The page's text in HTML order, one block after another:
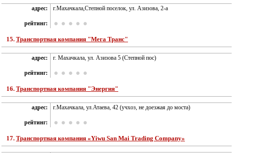
адрес: г.Махачкала,Степной поселок, ул. Азизова, 2-а
рейтинг:
15. Транспортная компания "Мега Транс"
адрес: г. Махачкала, ул. Азизова 5 (Степной пос)
рейтинг:
16. Транспортная компания "Энергия"
адрес: г.Махачкала, ул.Атаева, 42 (учхоз, не доезжая до моста)
рейтинг:
17. Транспортная компания «Yiwu San Mai Trading Company»